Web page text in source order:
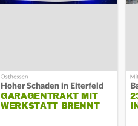
Hoher Schaden in Eiterfeld
GARAGENTRAKT MIT
WERKSTATT BRENNT